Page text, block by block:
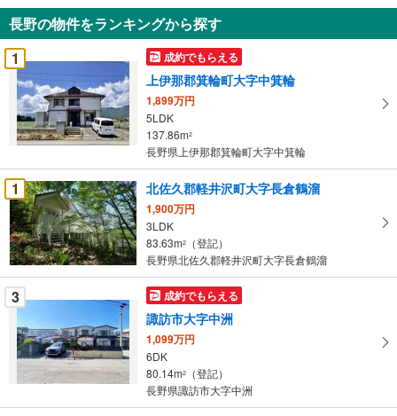
知
を
受
け
取
る
・
条
件
を
マ
イ
ペ
ー
ジ
に
保
存
す
る
長野の物件をランキングから探す
1
成約でもらえる
上伊那郡箕輪町大字中箕輪
1,899万円
5LDK
137.86m2
長野県上伊那郡箕輪町大字中箕輪
1 北佐久郡軽井沢町大字長倉鶴溜
1,900万円
3LDK
83.63m2
（登記）
長野県北佐久郡軽井沢町大字長倉鶴溜
3 成約でもらえる
諏訪市大字中洲
1,099万円
6DK
80.14m2
（登記）
長野県諏訪市大字中洲